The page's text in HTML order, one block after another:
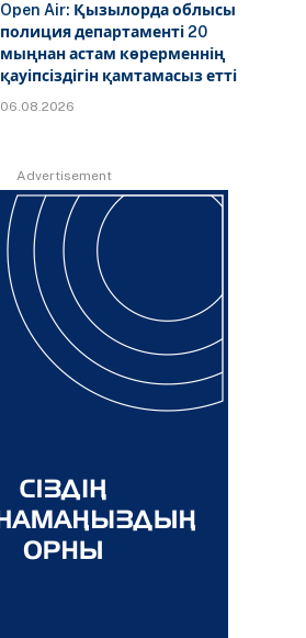
Open Air: Қызылорда облысы
полиция департаменті 20
мыңнан астам көрерменнің
қауіпсіздігін қамтамасыз етті
06.08.2026
Advertisement